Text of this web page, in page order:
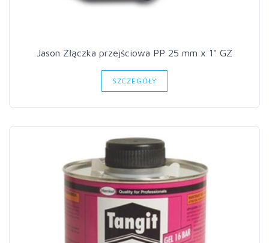
Jason Złączka przejściowa PP 25 mm x 1" GZ
SZCZEGÓŁY